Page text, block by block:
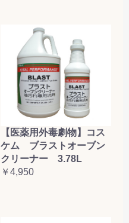
【医薬用外毒劇物】コス
ケム ブラストオーブン
クリーナー 3.78L
￥4,950